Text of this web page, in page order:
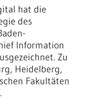
hat die
des
Information
Zu
Heidelberg,
Fakultäten